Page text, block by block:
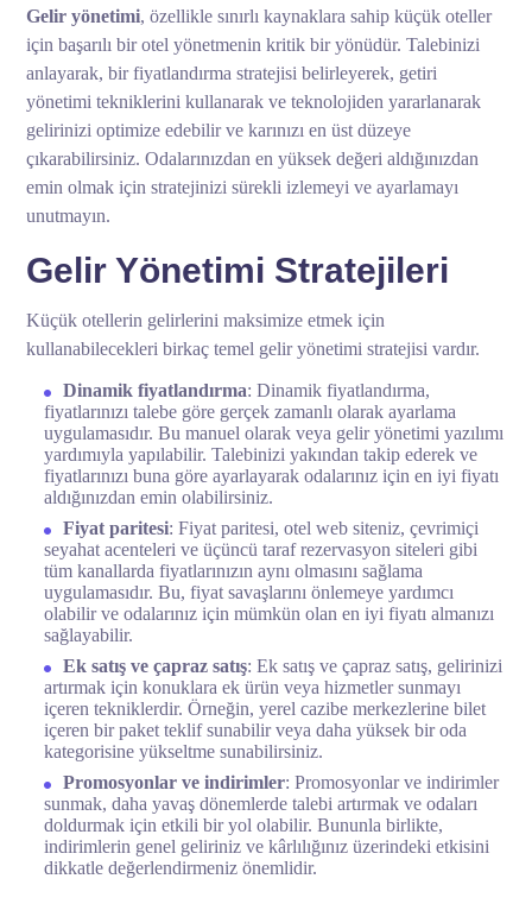
Gelir yönetimi, özellikle sınırlı kaynaklara sahip küçük oteller
için başarılı bir otel yönetmenin kritik bir yönüdür. Talebinizi
anlayarak, bir fiyatlandırma stratejisi belirleyerek, getiri
yönetimi tekniklerini kullanarak ve teknolojiden yararlanarak
gelirinizi optimize edebilir ve karınızı en üst düzeye
çıkarabilirsiniz. Odalarınızdan en yüksek değeri aldığınızdan
emin olmak için stratejinizi sürekli izlemeyi ve ayarlamayı
unutmayın.
Gelir Yönetimi Stratejileri
Küçük otellerin gelirlerini maksimize etmek için
kullanabilecekleri birkaç temel gelir yönetimi stratejisi vardır.
Dinamik fiyatlandırma: Dinamik fiyatlandırma,
fiyatlarınızı talebe göre gerçek zamanlı olarak ayarlama
uygulamasıdır. Bu manuel olarak veya gelir yönetimi yazılımı
yardımıyla yapılabilir. Talebinizi yakından takip ederek ve
fiyatlarınızı buna göre ayarlayarak odalarınız için en iyi fiyatı
aldığınızdan emin olabilirsiniz.
Fiyat paritesi: Fiyat paritesi, otel web siteniz, çevrimiçi
seyahat acenteleri ve üçüncü taraf rezervasyon siteleri gibi
tüm kanallarda fiyatlarınızın aynı olmasını sağlama
uygulamasıdır. Bu, fiyat savaşlarını önlemeye yardımcı
olabilir ve odalarınız için mümkün olan en iyi fiyatı almanızı
sağlayabilir.
Ek satış ve çapraz satış: Ek satış ve çapraz satış, gelirinizi
artırmak için konuklara ek ürün veya hizmetler sunmayı
içeren tekniklerdir. Örneğin, yerel cazibe merkezlerine bilet
içeren bir paket teklif sunabilir veya daha yüksek bir oda
kategorisine yükseltme sunabilirsiniz.
Promosyonlar ve indirimler: Promosyonlar ve indirimler
sunmak, daha yavaş dönemlerde talebi artırmak ve odaları
doldurmak için etkili bir yol olabilir. Bununla birlikte,
indirimlerin genel geliriniz ve kârlılığınız üzerindeki etkisini
dikkatle değerlendirmeniz önemlidir.